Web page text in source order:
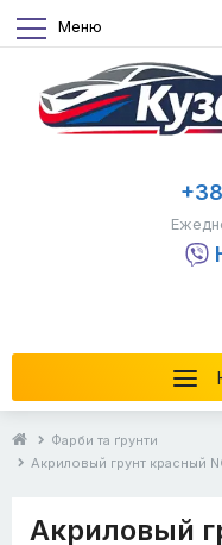
Меню
Фарби та ґрунти
Акриловый грунт красный
Акриловый